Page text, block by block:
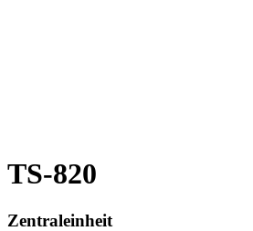
TS-820
Zentraleinheit